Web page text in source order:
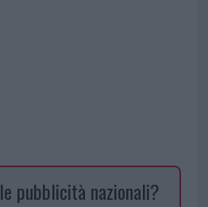
pubblicità nazionali?